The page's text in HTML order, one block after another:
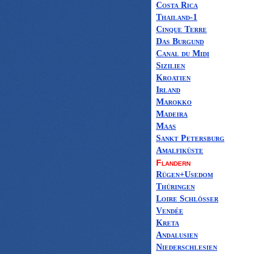
Costa Rica
Thailand-1
Cinque Terre
Das Burgund
Canal du Midi
Sizilien
Kroatien
Irland
Marokko
Madeira
Maas
Sankt Petersburg
Amalfiküste
Flandern
Rügen+Usedom
Thüringen
Loire Schlösser
Vendée
Kreta
Andalusien
Niederschlesien